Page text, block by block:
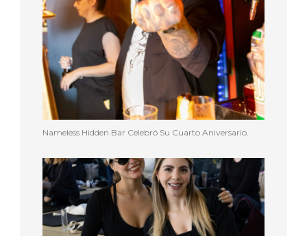
Nameless Hidden Bar Celebró Su Cuarto Aniversario.